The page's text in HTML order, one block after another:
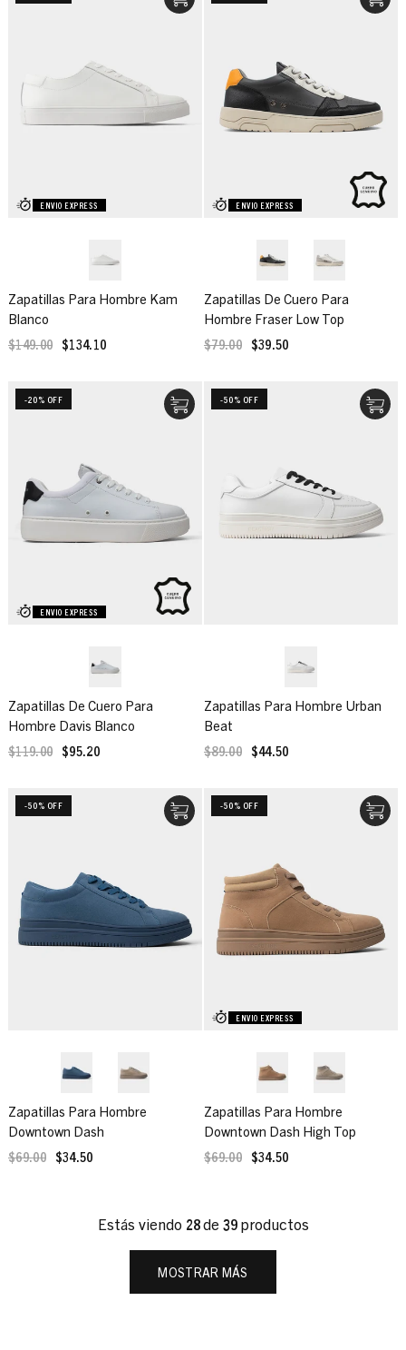
ENVIO EXPRESS
Zapatillas Para Hombre Kam
Blanco
$149.00 $134.10
ENVIO EXPRESS
Zapatillas De Cuero Para
Hombre Fraser Low Top
$79.00 $39.50
ENVIO EXPRESS
-20% OFF
Zapatillas De Cuero Para
Hombre Davis Blanco
$119.00 $95.20
-50% OFF
Zapatillas Para Hombre Urban
Beat
$89.00 $44.50
-50% OFF
Zapatillas Para Hombre
Downtown Dash
$69.00 $34.50
ENVIO EXPRESS
-50% OFF
Zapatillas Para Hombre
Downtown Dash High Top
Sneaker
$69.00 $34.50
Estás viendo 28de 39productos
MOSTRAR MÁS